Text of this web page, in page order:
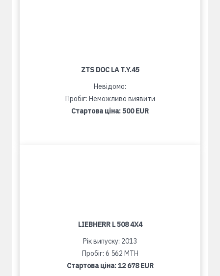
ZTS DOC LA T.Y.45
Невідомо:
Пробіг: Неможливо виявити
Стартова ціна:500 EUR
LIEBHERR L 508 4X4
Рік випуску: 2013
Пробіг: 6 562 MTH
Стартова ціна:12 678 EUR